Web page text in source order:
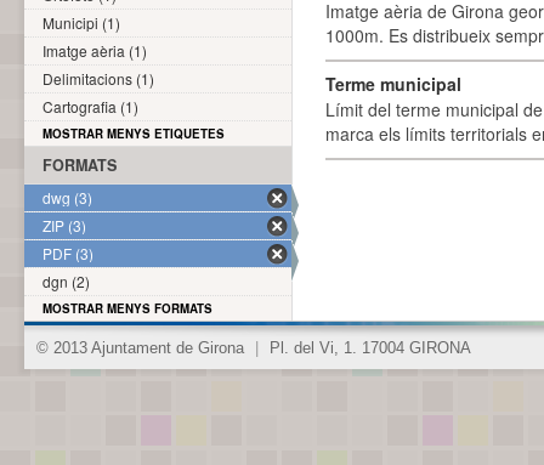
Imatge aèria de Girona
1000m. Es distribueix
Terme municipal
Límit del terme municipal
marca els límits territorials
Municipi (1)
Imatge aèria (1)
Delimitacions (1)
Cartografia (1)
MOSTRAR MENYS ETIQUETES
FORMATS
dwg (3)
ZIP (3)
PDF (3)
dgn (2)
MOSTRAR MENYS FORMATS
© 2013 Ajuntament de Girona Pl. del Vi, 1. 17004 GIRONA